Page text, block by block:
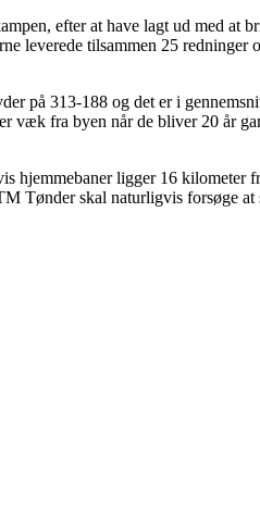
efter at have lagt ud med at
leverede tilsammen 25 redninger
på 313-188 og det er i
væk fra byen når de bliver 20 år
hjemmebaner ligger 16 kilometer
Tønder skal naturligvis forsøge at